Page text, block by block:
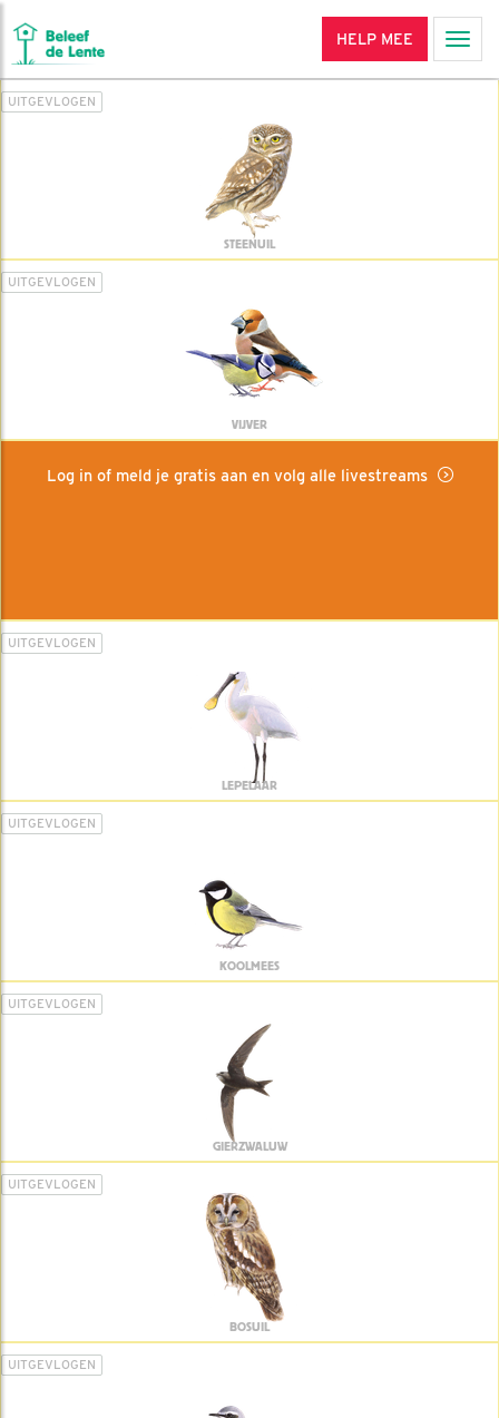
HELP MEE
UITGEVLOGEN
STEENUIL
UITGEVLOGEN
VIJVER
Log in of meld je gratis aan en volg alle livestreams
UITGEVLOGEN
LEPELAAR
UITGEVLOGEN
KOOLMEES
UITGEVLOGEN
GIERZWALUW
UITGEVLOGEN
BOSUIL
UITGEVLOGEN